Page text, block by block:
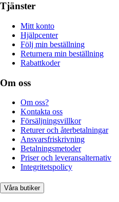
Tjänster
Mitt konto
Hjälpcenter
Följ min beställning
Returnera min beställning
Rabattkoder
Om oss
Om oss?
Kontakta oss
Försäljningsvillkor
Returer och återbetalningar
Ansvarsfriskrivning
Betalningsmetoder
Priser och leveransalternativ
Integritetspolicy
Våra butiker